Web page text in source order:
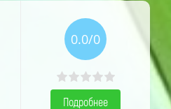
0.0/0
Подробнее